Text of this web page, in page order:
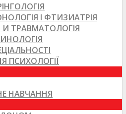
І ФТИЗИАТРІЯ
И ТРАВМАТОЛОГІЯ
ПСИХОЛОГІЇ
НАВЧАННЯ